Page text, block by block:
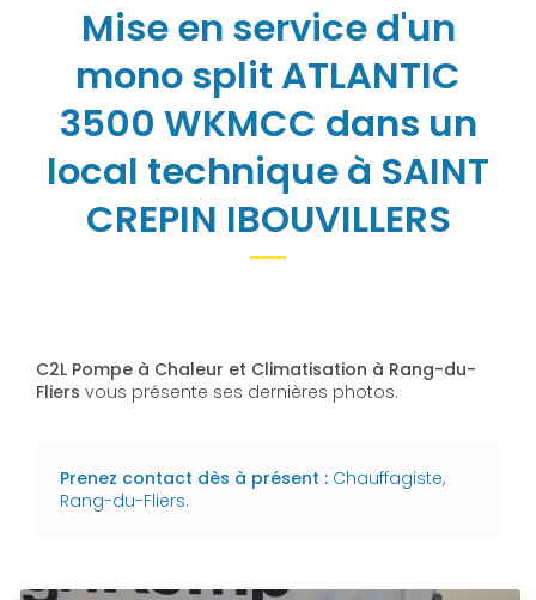
Mise en service d'un
mono split ATLANTIC
3500 WKMCC dans un
local technique à SAINT
CREPIN IBOUVILLERS
C2L Pompe à Chaleur et Climatisation à Rang-du-
Fliers vous présente ses dernières photos.
Prenez contact dès à présent : Chauffagiste,
Rang-du-Fliers.